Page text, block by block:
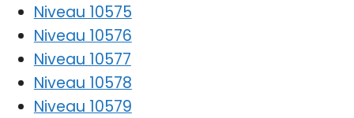
Niveau 10575
Niveau 10576
Niveau 10577
Niveau 10578
Niveau 10579